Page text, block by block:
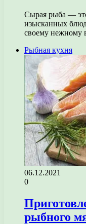
Сырая рыба —
изысканных
своему нежному
Рыбная кухня
06.12.2021
0
рыбного